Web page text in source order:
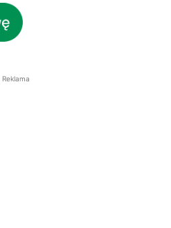
Reklama